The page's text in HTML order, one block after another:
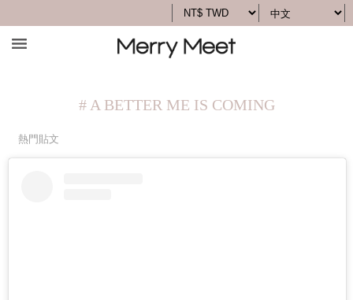
# A BETTER ME IS COMING
熱門貼文